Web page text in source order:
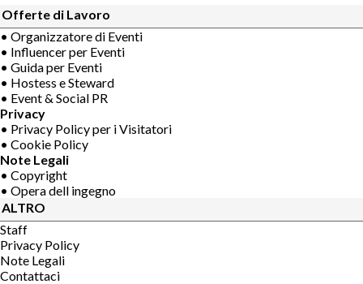
Offerte di Lavoro
• Organizzatore di Eventi
• Influencer per Eventi
• Guida per Eventi
• Hostess e Steward
• Event & Social PR
Privacy
• Privacy Policy per i Visitatori
• Cookie Policy
Note Legali
• Copyright
• Opera dell ingegno
ALTRO
Staff
Privacy Policy
Note Legali
Contattaci